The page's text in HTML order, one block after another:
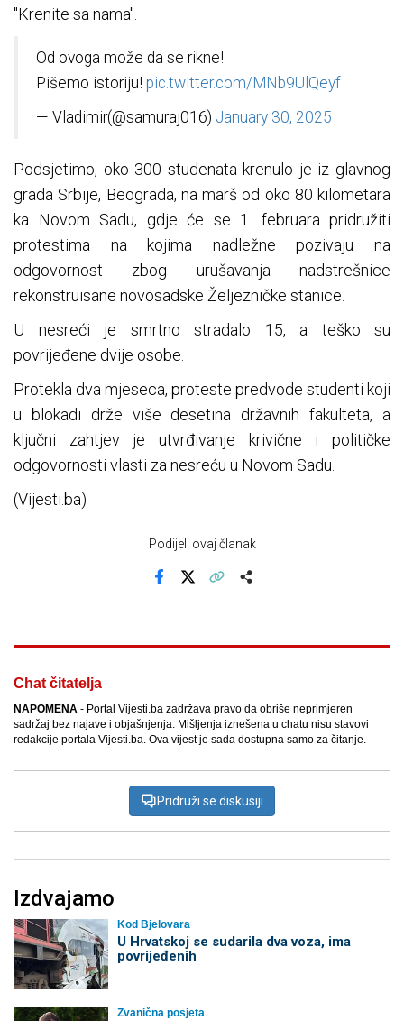
"Krenite sa nama".
Od ovoga može da se rikne!
Pišemo istoriju! pic.twitter.com/MNb9UlQeyf
— Vladimir(@samuraj016) January 30, 2025
Podsjetimo, oko 300 studenata krenulo je iz glavnog
grada Srbije, Beograda, na marš od oko 80 kilometara
ka Novom Sadu, gdje će se 1. februara pridružiti
protestima na kojima nadležne pozivaju na
odgovornost zbog urušavanja nadstrešnice
rekonstruisane novosadske Željezničke stanice.
U nesreći je smrtno stradalo 15, a teško su
povrijeđene dvije osobe.
Protekla dva mjeseca, proteste predvode studenti koji
u blokadi drže više desetina državnih fakulteta, a
ključni zahtjev je utvrđivanje krivične i političke
odgovornosti vlasti za nesreću u Novom Sadu.
(Vijesti.ba)
Podijeli ovaj članak
Chat čitatelja
NAPOMENA - Portal Vijesti.ba zadržava pravo da obriše neprimjeren
sadržaj bez najave i objašnjenja. Mišljenja iznešena u chatu nisu stavovi
redakcije portala Vijesti.ba. Ova vijest je sada dostupna samo za čitanje.
Pridruži se diskusiji
Izdvajamo
Kod Bjelovara
U Hrvatskoj se sudarila dva voza, ima
povrijeđenih
Zvanična posjeta